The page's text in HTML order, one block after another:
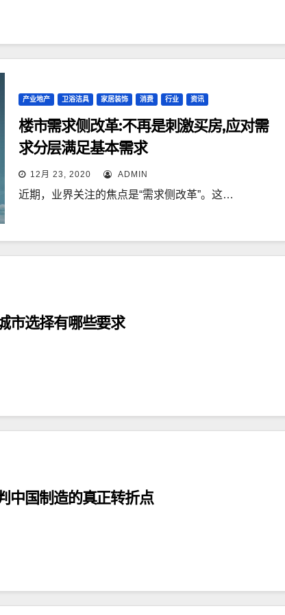
产业地产 卫浴洁具 家居装饰 消费 行业 资讯
楼市需求侧改革:不再是刺激买房,应对需
求分层满足基本需求
12月 23, 2020 ADMIN
近期，业界关注的焦点是“需求侧改革”。这…
市选择有哪些要求
中国制造的真正转折点